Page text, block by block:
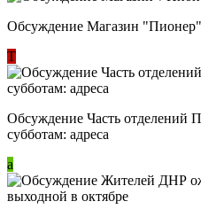
Обсуждение Магазин "Пионер"
Т
Обсуждение Часть отделений
субботам: адреса
a